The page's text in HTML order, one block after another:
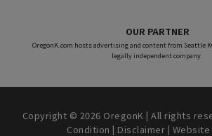
OUR PARTNER
OregonK.com hosts advertising and content from Seattle
legally independent company.
Copyright © 2026 OregonK | All rights
Condition | Disclaimer |